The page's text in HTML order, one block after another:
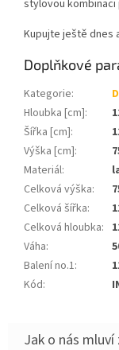
stylovou
Kupujte ještě dnes
Doplňkové
Kategorie:
Hloubka [cm]:
Šířka [cm]:
Výška [cm]:
Materiál:
Celková výška:
Celková šířka:
Celková hloubka:
Váha:
Balení no.1:
Kód: